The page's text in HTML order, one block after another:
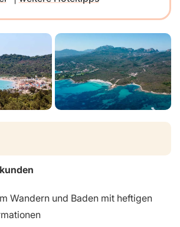
Wandern und Baden mit heftigen